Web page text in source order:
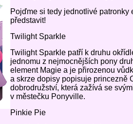
Pojďme si tedy jednotlivé patronky
představit!
Twilight Sparkle
Twilight Sparkle patří k druhu
jednomu z nejmocnějších pony
element Magie a je přirozenou
a skrze dopisy popisuje princezně
dobrodružství, která zažívá se
v městečku Ponyville.
Pinkie Pie